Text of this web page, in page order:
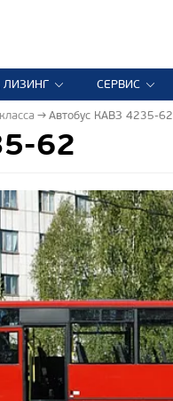
ЛИЗИНГ СЕРВИС
Автобус КАВЗ 4235-62
62